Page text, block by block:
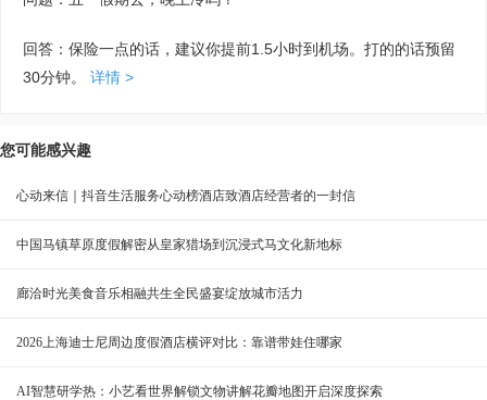
回答：保险一点的话，建议你提前1.5小时到机场。打的的话预留
30分钟。
详情 >
您可能感兴趣
心动来信｜抖音生活服务心动榜酒店致酒店经营者的一封信
中国马镇草原度假解密从皇家猎场到沉浸式马文化新地标
廊洽时光美食音乐相融共生全民盛宴绽放城市活力
2026上海迪士尼周边度假酒店横评对比：靠谱带娃住哪家
AI智慧研学热：小艺看世界解锁文物讲解花瓣地图开启深度探索